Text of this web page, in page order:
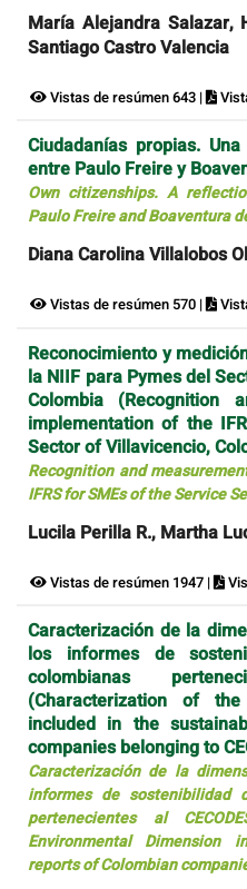
María Alejandra Salazar,
Santiago Castro Valencia
Vistas de resúmen 643 |
Ciudadanías propias.
entre Paulo Freire y
Own citizenships. A
Paulo Freire and Boaventura
Diana Carolina Villalobos
Vistas de resúmen 570 |
Reconocimiento y
la NIIF para Pymes del
Colombia (Recognition
implementation of the
Sector of Villavicencio,
Recognition and
IFRS for SMEs of the Service
Lucila Perilla R., Martha
Vistas de resúmen 1947 |
Caracterización de la
los informes de
colombianas
(Characterization of the
included in the
companies belonging to
Caracterización de la
informes de sostenibilidad
pertenecientes al
Environmental Dimension
reports of Colombian